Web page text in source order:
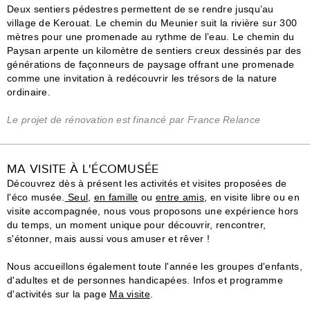
Deux sentiers pédestres permettent de se rendre jusqu’au
village de Kerouat. Le chemin du Meunier suit la rivière sur 300
mètres pour une promenade au rythme de l’eau. Le chemin du
Paysan arpente un kilomètre de sentiers creux dessinés par des
générations de façonneurs de paysage offrant une promenade
comme une invitation à redécouvrir les trésors de la nature
ordinaire.
Le projet de rénovation est financé par France Relance
MA VISITE À L'ÉCOMUSÉE
Découvrez dès à présent les activités et visites proposées de
l'éco musée. Seul, en famille ou entre amis, en visite libre ou en
visite accompagnée, nous vous proposons une expérience hors
du temps, un moment unique pour découvrir, rencontrer,
s'étonner, mais aussi vous amuser et rêver !
Nous accueillons également toute l'année les groupes d'enfants,
d'adultes et de personnes handicapées. Infos et programme
d'activités sur la page Ma visite.